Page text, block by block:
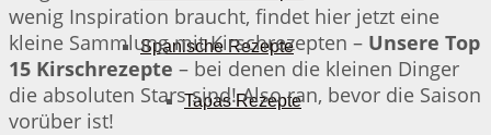
Spanische Rezepte
Tapas Rezepte
wenig Inspiration braucht, findet hier jetzt eine
kleine Sammlung mit Kirschrezepten – Unsere Top
15 Kirschrezepte – bei denen die kleinen Dinger
die absoluten Stars sind! Also ran, bevor die Saison
vorüber ist!